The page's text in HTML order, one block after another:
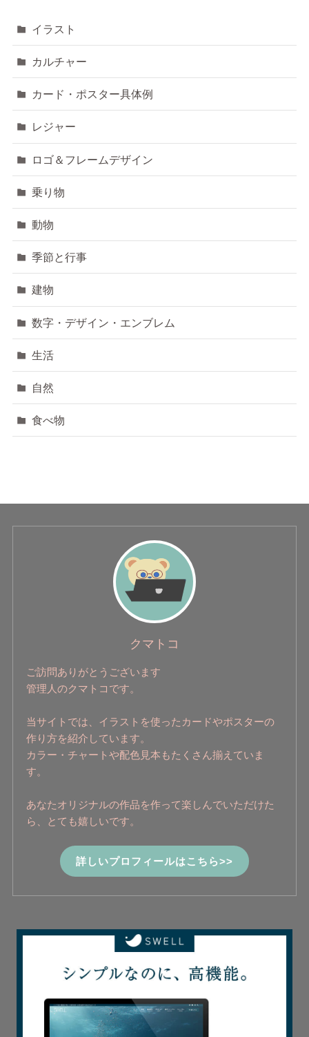
イラスト
カルチャー
カード・ポスター具体例
レジャー
ロゴ＆フレームデザイン
乗り物
動物
季節と行事
建物
数字・デザイン・エンブレム
生活
自然
食べ物
クマトコ
ご訪問ありがとうございます
管理人のクマトコです。
当サイトでは、イラストを使ったカードやポスターの
作り方を紹介しています。
カラー・チャートや配色見本もたくさん揃えていま
す。
あなたオリジナルの作品を作って楽しんでいただけた
ら、とても嬉しいです。
詳しいプロフィールはこちら>>